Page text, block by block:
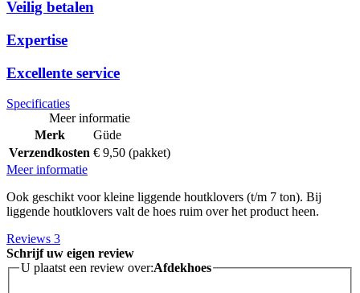
Veilig betalen
Expertise
Excellente service
Specificaties
Meer informatie
Merk
Güde
Verzendkosten € 9,50 (pakket)
Meer informatie
Ook geschikt voor kleine liggende houtklovers (t/m 7 ton). Bij
liggende houtklovers valt de hoes ruim over het product heen.
Reviews 3
Schrijf uw eigen review
U plaatst een review over:Afdekhoes